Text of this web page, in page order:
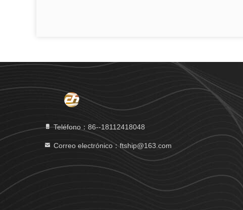
Teléfono：86--18112418048
Correo electrónico：ftship@163.com